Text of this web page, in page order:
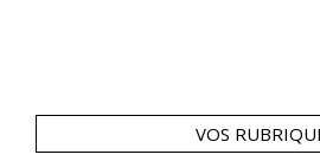
VOS